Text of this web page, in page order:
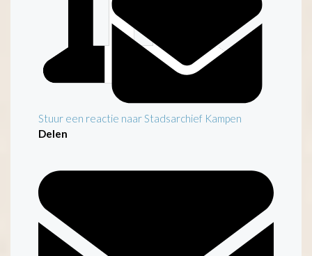
Stuur een reactie naar Stadsarchief Kampen
Delen